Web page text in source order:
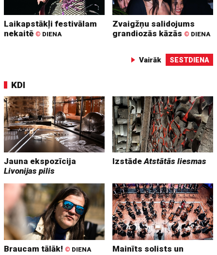
Laikapstākļi festivālam
nekaitē © DIENA
Zvaigžņu salidojums
grandiozās kāzās © DIENA
Vairāk SESTDIENA
KDI
Jauna ekspozīcija
Livonijas pilis
IzstādeAtstātās liesmas
Braucam tālāk! © DIENA
Mainīts solists un